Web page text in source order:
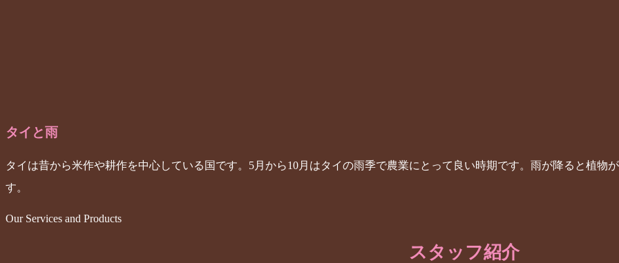
タイと雨
タイは昔から米作や耕作を中心している国です。5月から10月はタイの雨季で農業にとって良い時期です。雨が降ると植物
す。
Our Services and Products
スタッフ紹介